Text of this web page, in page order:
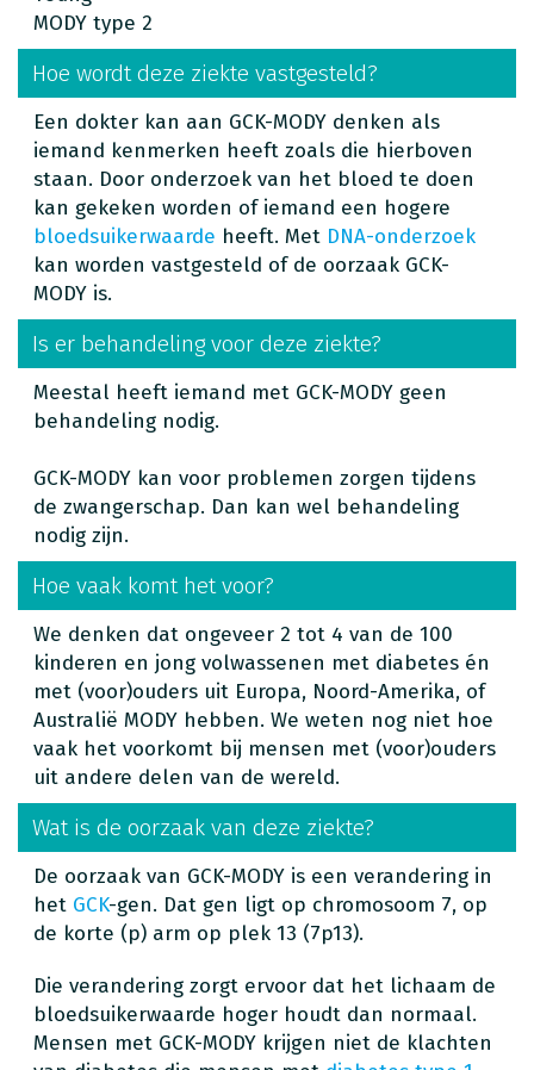
MODY type 2
Hoe wordt deze ziekte vastgesteld?
Een dokter kan aan GCK-MODY denken als
iemand kenmerken heeft zoals die hierboven
staan. Door onderzoek van het bloed te doen
kan gekeken worden of iemand een hogere
bloedsuikerwaarde heeft. Met DNA-onderzoek
kan worden vastgesteld of de oorzaak GCK-
MODY is.
Is er behandeling voor deze ziekte?
Meestal heeft iemand met GCK-MODY geen
behandeling nodig.
GCK-MODY kan voor problemen zorgen tijdens
de zwangerschap. Dan kan wel behandeling
nodig zijn.
Hoe vaak komt het voor?
We denken dat ongeveer 2 tot 4 van de 100
kinderen en jong volwassenen met diabetes én
met (voor)ouders uit Europa, Noord-Amerika, of
Australië MODY hebben. We weten nog niet hoe
vaak het voorkomt bij mensen met (voor)ouders
uit andere delen van de wereld.
Wat is de oorzaak van deze ziekte?
De oorzaak van GCK-MODY is een verandering in
het GCK-gen. Dat gen ligt op chromosoom 7, op
de korte (p) arm op plek 13 (7p13).
Die verandering zorgt ervoor dat het lichaam de
bloedsuikerwaarde hoger houdt dan normaal.
Mensen met GCK-MODY krijgen niet de klachten